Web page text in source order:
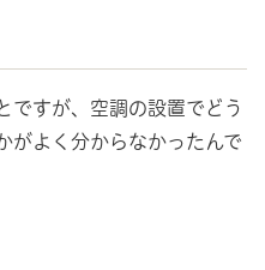
ですが、空調の設置でどう
がよく分からなかったんで